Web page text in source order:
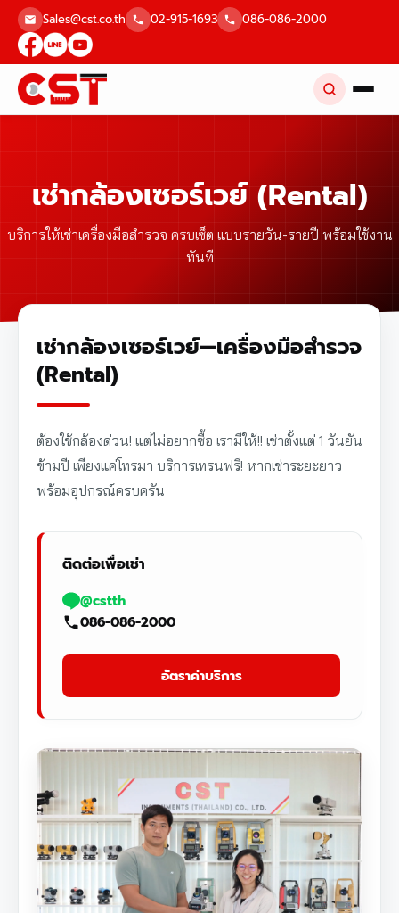
Skip
content
Sales@cst.co.th 02-915-1693 086-086-2000
เช่ากล้องเซอร์เวย์ (Rental)
บริการให้เช่าเครื่องมือสำรวจ ครบเซ็ต แบบรายวัน-รายปี พร้อมใช้งาน
ทันที
เช่ากล้องเซอร์เวย์—เครื่องมือสำรวจ
(Rental)
ต้องใช้กล้องด่วน! แต่ไม่อยากซื้อ เรามีให้!! เช่าตั้งแต่ 1 วันยัน
ข้ามปี เพียงแค่โทรมา บริการเทรนฟรี! หากเช่าระยะยาว
พร้อมอุปกรณ์ครบครัน
ติดต่อเพื่อเช่า
@cstth
086-086-2000
อัตราค่าบริการ